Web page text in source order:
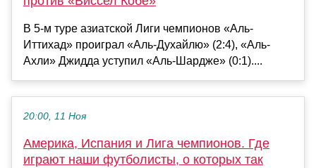
В 5-м туре азиатской Лиги чемпионов «Аль-
Иттихад» проиграл «Аль-Духайлю» (2:4), «Аль-
Ахли» Джидда уступил «Аль-Шардже» (0:1)....
20:00, 11 Ноя
Америка, Испания и Лига чемпионов. Где
играют наши футболисты, о которых так